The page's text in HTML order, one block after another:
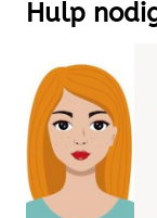
Hulp